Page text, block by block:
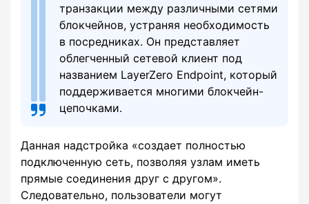
транзакции между различными сетями
блокчейнов, устраняя необходимость
в посредниках. Он представляет
облегченный сетевой клиент под
названием LayerZero Endpoint, который
поддерживается многими блокчейн-
цепочками.
Данная надстройка «создает полностью
подключенную сеть, позволяя узлам иметь
прямые соединения друг с другом».
Следовательно, пользователи могут